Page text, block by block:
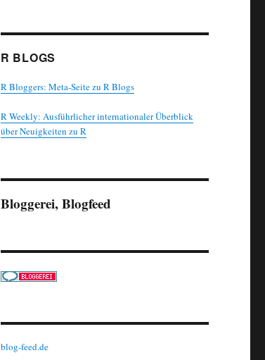
R BLOGS
R Bloggers: Meta-Seite zu R Blogs
R Weekly: Ausführlicher internationaler Überblick
über Neuigkeiten zu R
Bloggerei, Blogfeed
blog-feed.de